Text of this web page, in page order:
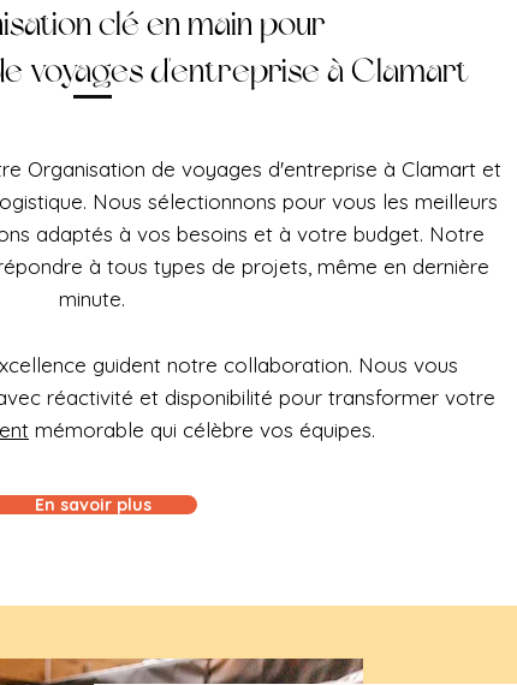
clé en main pour
voyages d'entreprise à Clamart
Organisation de voyages d'entreprise à Clamart et
Nous sélectionnons pour vous les meilleurs
adaptés à vos besoins et à votre budget. Notre
à tous types de projets, même en dernière
minute.
guident notre collaboration. Nous vous
réactivité et disponibilité pour transformer votre
mémorable qui célèbre vos équipes.
En savoir plus